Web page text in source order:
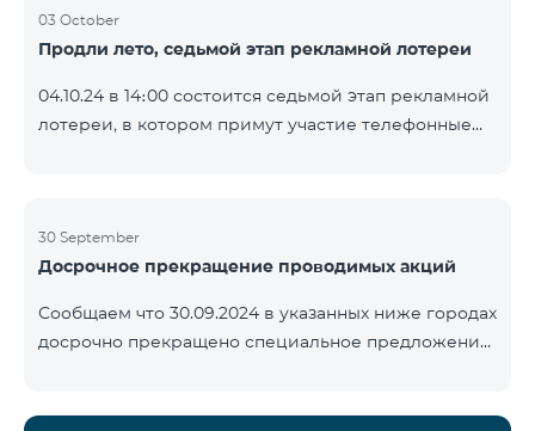
03 October
Продли лето, седьмой этап рекламной лотереи
04.10.24 в 14։00 состоится седьмой этап рекламной
лотереи, в котором примут участие телефонные
Выигравшие номера телефонов будут выбраны с
помощью генератора случайных чисел. Следите за
YouTube. Подробнее:
https://www.telecomarmenia.am/ru/B2S
30 September
Досрочное прекращение проводимых акций
Сообщаем что 30.09.2024 в указанных ниже городах
досрочно прекращено специальное предложение,